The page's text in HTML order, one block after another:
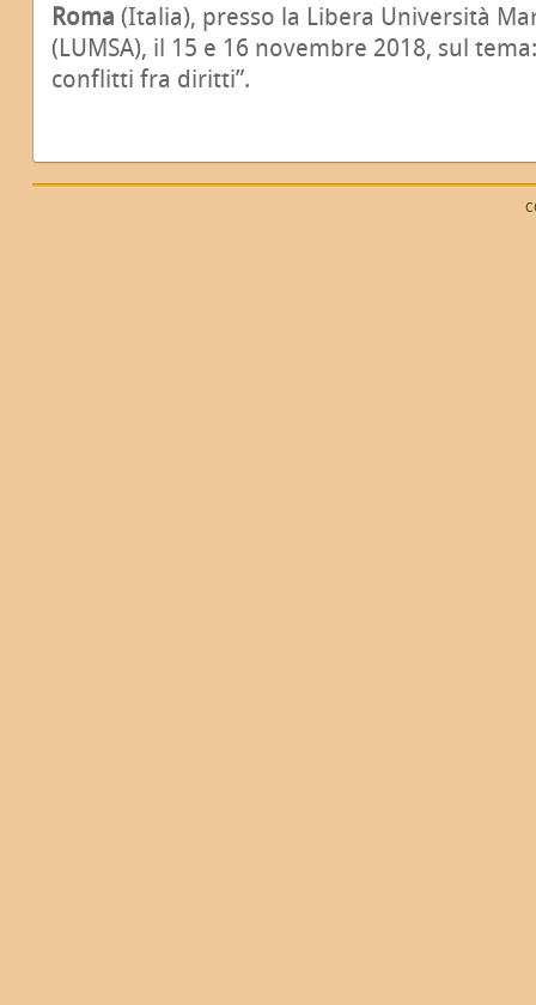
Roma (Italia), presso la Libera Università
(LUMSA), il 15 e 16 novembre 2018, sul
conflitti fra diritti”.